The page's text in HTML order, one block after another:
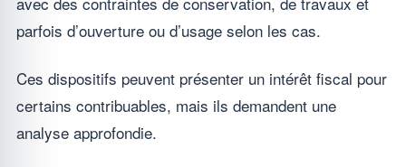
parfois d’ouverture ou d’usage selon les cas.
Ces dispositifs peuvent présenter un intérêt fiscal pour
certains contribuables, mais ils demandent une
analyse approfondie.